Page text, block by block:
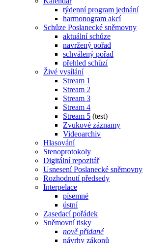
týdenní program jednání
harmonogram akcí
Schůze Poslanecké sněmovny
aktuální schůze
navržený pořad
schválený pořad
přehled schůzí
Živé vysílání
Stream 1
Stream 2
Stream 3
Stream 4
Stream 5 (test)
Zvukové záznamy
Videoarchiv
Hlasování
Stenoprotokoly
Digitální repozitář
Usnesení Poslanecké sněmovny
Rozhodnutí předsedy
Interpelace
písemné
ústní
Zasedací pořádek
Sněmovní tisky
nově přidané
návrhy zákonů